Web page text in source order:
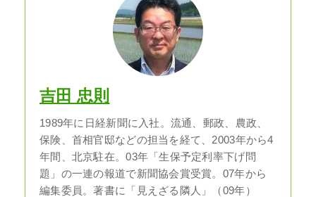
吉田 忠則
1989年に日経新聞に入社。流通、郵政、農政、
保険、首相官邸などの担当を経て、2003年から4
年間、北京駐在。03年「生保予定利率下げ問
題」の一連の報道で新聞協会賞受賞。07年から
編集委員。著書に「見えざる隣人」（09年）